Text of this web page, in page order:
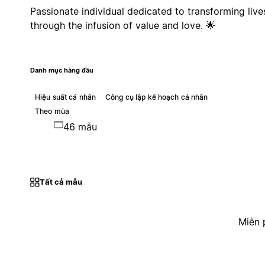
Passionate individual dedicated to transforming
through the infusion of value and love. 🌟
Danh mục hàng đầu
Hiệu suất cá nhân
Công cụ lập kế hoạch cá nhân
Theo mùa
46 mẫu
Tất cả mẫu
Miễn